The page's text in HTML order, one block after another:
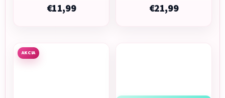
€11,99 €21,99
AKCIA